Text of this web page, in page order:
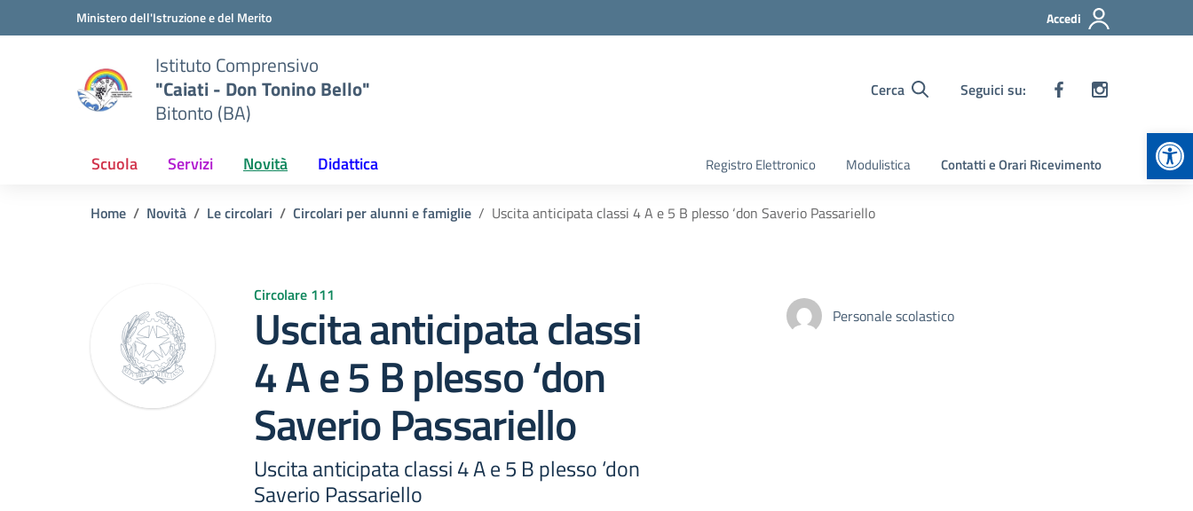
Vai ai contenuti
Vai al menu di navigazioneMinistero dell'Istruzione e del Merito Accedi
Istituto Comprensivo
"Caiati - Don Tonino Bello"
Bitonto (BA)
Cerca Seguici su:
Scuola Servizi Novità Didattica Registro Elettronico Modulistica Contatti e Orari Ricevimento
Home Novità Le circolari Circolari per alunni e famiglie Uscita anticipata classi 4 A e 5 B plesso ‘don Saverio Passariello
Circolare 111
Uscita anticipata classi
4 A e 5 B plesso ‘don
Saverio Passariello
Uscita anticipata classi 4 A e 5 B plesso ‘don
Saverio Passariello
Personale scolastico